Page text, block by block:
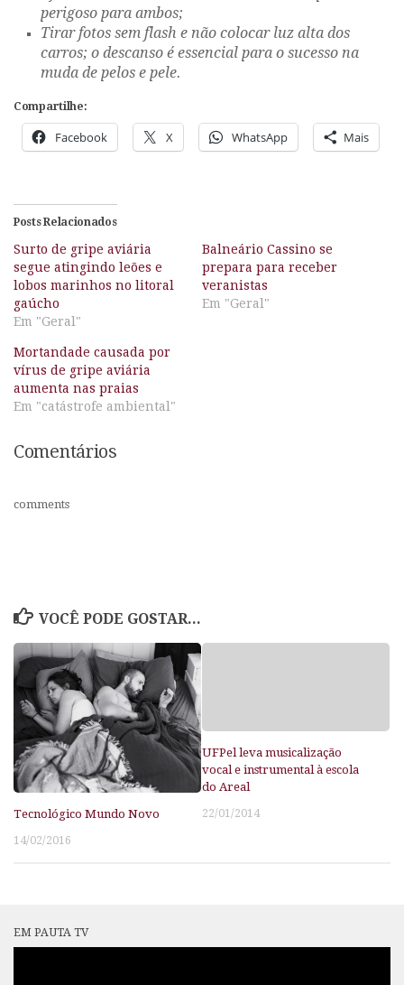
perigoso para ambos;
Tirar fotos sem flash e não colocar luz alta dos
carros; o descanso é essencial para o sucesso na
muda de pelos e pele.
Compartilhe:
Facebook X WhatsApp Mais
Posts Relacionados
Surto de gripe aviária
segue atingindo leões e
lobos marinhos no litoral
gaúcho
Em "Geral"
Balneário Cassino se
prepara para receber
veranistas
Em "Geral"
Mortandade causada por
vírus de gripe aviária
aumenta nas praias
Em "catástrofe ambiental"
Comentários
comments
VOCÊ PODE GOSTAR...
Tecnológico Mundo Novo
14/02/2016
UFPel leva musicalização
vocal e instrumental à escola
do Areal
22/01/2014
EM PAUTA TV